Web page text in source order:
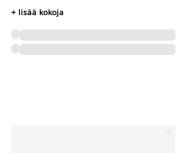
+ lisää kokoja